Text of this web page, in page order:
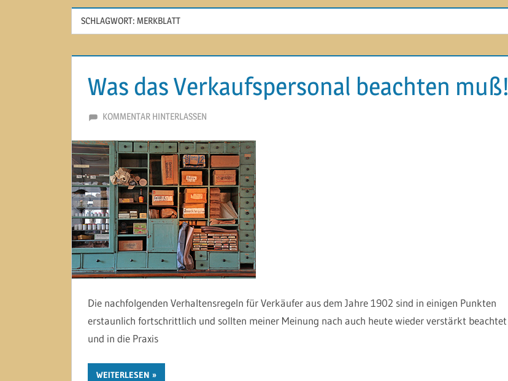
SCHLAGWORT: MERKBLATT
Was das Verkaufspersonal beachten muß!
9. APRIL 2015
MARTINA BERG
KOMMENTAR HINTERLASSEN
Die nachfolgenden Verhaltensregeln für Verkäufer aus dem Jahre 1902 sind in einigen Punkten
erstaunlich fortschrittlich und sollten meiner Meinung nach auch heute wieder verstärkt beachtet
und in die Praxis
WEITERLESEN